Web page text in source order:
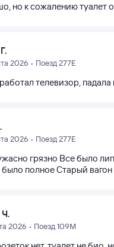
но к сожалению туалет
2026 • Поезд 277Е
телевизор,
2026 • Поезд 277Е
грязно Все было
было полное Старый
Ч.
2026 • Поезд 109М